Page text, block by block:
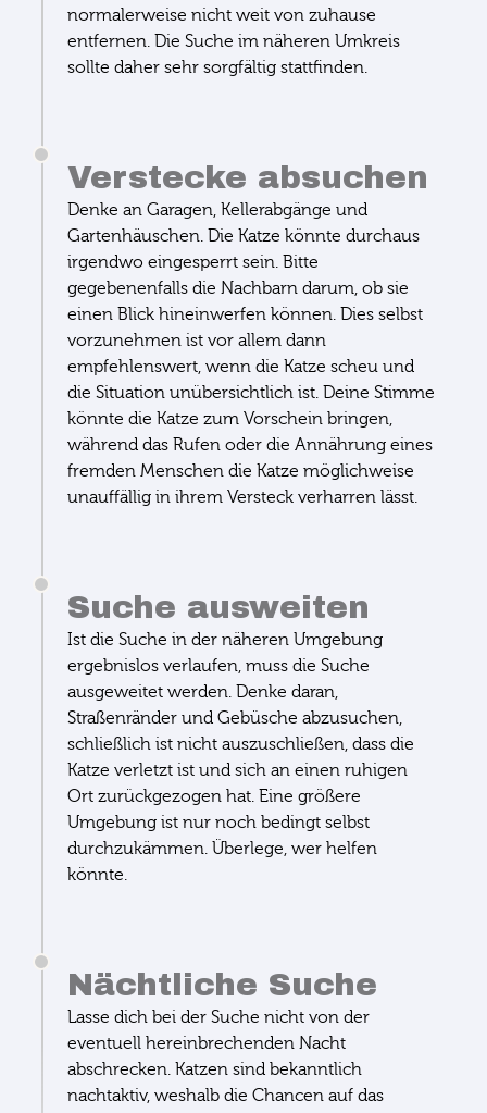
normalerweise nicht weit von zuhause
entfernen. Die Suche im näheren Umkreis
sollte daher sehr sorgfältig stattfinden.
Verstecke absuchen
Denke an Garagen, Kellerabgänge und
Gartenhäuschen. Die Katze könnte durchaus
irgendwo eingesperrt sein. Bitte
gegebenenfalls die Nachbarn darum, ob sie
einen Blick hineinwerfen können. Dies selbst
vorzunehmen ist vor allem dann
empfehlenswert, wenn die Katze scheu und
die Situation unübersichtlich ist. Deine Stimme
könnte die Katze zum Vorschein bringen,
während das Rufen oder die Annährung eines
fremden Menschen die Katze möglichweise
unauffällig in ihrem Versteck verharren lässt.
Suche ausweiten
Ist die Suche in der näheren Umgebung
ergebnislos verlaufen, muss die Suche
ausgeweitet werden. Denke daran,
Straßenränder und Gebüsche abzusuchen,
schließlich ist nicht auszuschließen, dass die
Katze verletzt ist und sich an einen ruhigen
Ort zurückgezogen hat. Eine größere
Umgebung ist nur noch bedingt selbst
durchzukämmen. Überlege, wer helfen
könnte.
Nächtliche Suche
Lasse dich bei der Suche nicht von der
eventuell hereinbrechenden Nacht
abschrecken. Katzen sind bekanntlich
nachtaktiv, weshalb die Chancen auf das